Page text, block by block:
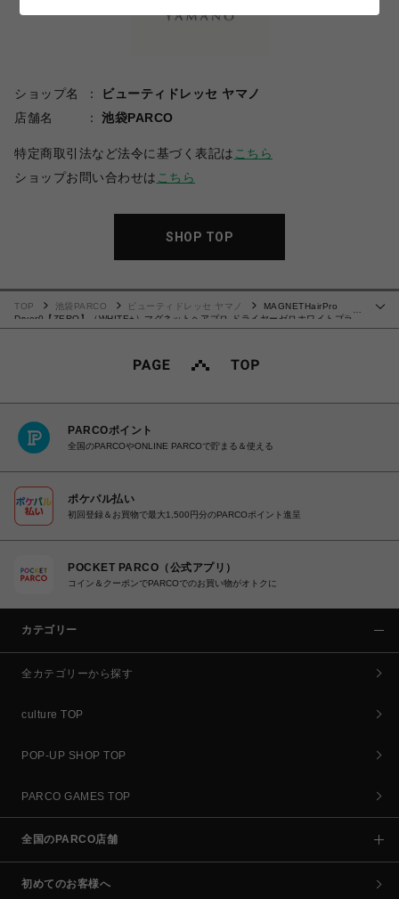
ショップ名
ビューティドレッセ ヤマノ
店舗名
池袋PARCO
特定商取引法など法令に基づく表記は こちら
ショップお問い合わせは こちら
SHOP TOP
…
TOP 池袋PARCO ビューティドレッセ ヤマノ
MAGNETHairPro
Dryer0【ZERO】（WHITE+）マグネットヘアプロ ドライヤーゼロホワイトプラ
ス
PARCOポイント
全国のPARCOやONLINE PARCOで貯まる＆使える
ポケパル払い
初回登録＆お買物で最大1,500円分のPARCOポイント進呈
POCKET PARCO（公式アプリ）
コイン＆クーポンでPARCOでのお買い物がオトクに
カテゴリー
全カテゴリーから探す
culture TOP
POP-UP SHOP TOP
PARCO GAMES TOP
全国のPARCO店舗
初めてのお客様へ